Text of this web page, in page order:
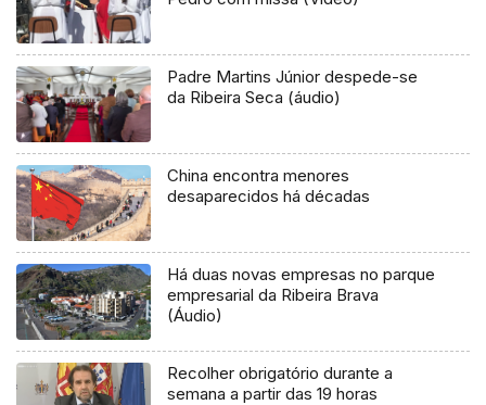
Padre Martins Júnior despede-se
da Ribeira Seca (áudio)
China encontra menores
desaparecidos há décadas
Há duas novas empresas no parque
empresarial da Ribeira Brava
(Áudio)
Recolher obrigatório durante a
semana a partir das 19 horas